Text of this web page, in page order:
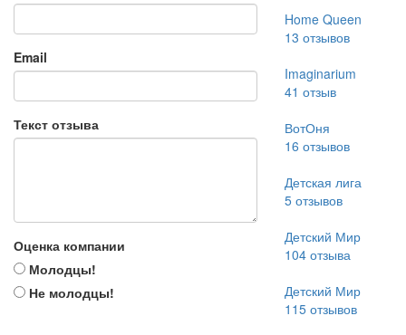
Email
Текст отзыва
Оценка компании
Молодцы!
Не молодцы!
Home Queen
13 отзывов
Imaginarium
41 отзыв
ВотОня
16 отзывов
Детская лига
5отзывов
Детский Мир
104отзыва
Детский Мир
115отзывов